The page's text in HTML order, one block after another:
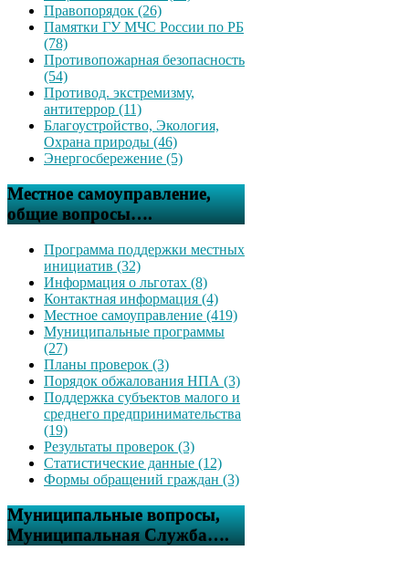
Правопорядок (26)
Памятки ГУ МЧС России по РБ
(78)
Противопожарная безопасность
(54)
Противод. экстремизму,
антитеррор (11)
Благоустройство, Экология,
Охрана природы (46)
Энергосбережение (5)
Местное самоуправление,
общие вопросы….
Программа поддержки местных
инициатив (32)
Информация о льготах (8)
Контактная информация (4)
Местное самоуправление (419)
Муниципальные программы
(27)
Планы проверок (3)
Порядок обжалования НПА (3)
Поддержка субъектов малого и
среднего предпринимательства
(19)
Результаты проверок (3)
Статистические данные (12)
Формы обращений граждан (3)
Муниципальные вопросы,
Муниципальная Служба….